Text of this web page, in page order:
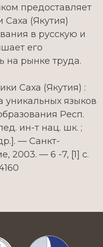
предоставляет
(Якутия)
в русскую и
его
на рынке труда.
Саха (Якутия) :
языков
Респ.
ин-т нац. шк. ;
— Санкт-
2003. — 6 -7, [1] с.